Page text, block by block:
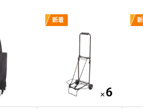
新着